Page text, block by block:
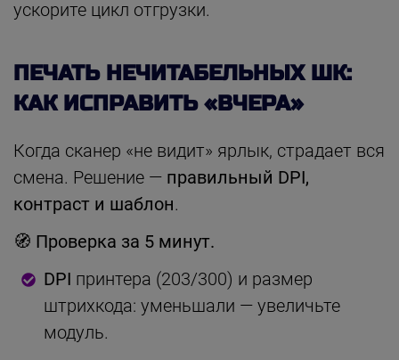
ускорите цикл отгрузки.
ПЕЧАТЬ НЕЧИТАБЕЛЬНЫХ ШК:
КАК ИСПРАВИТЬ «ВЧЕРА»
Когда сканер «не видит» ярлык, страдает вся
смена. Решение — правильный DPI,
контраст и шаблон.
🧭 Проверка за 5 минут.
DPI принтера (203/300) и размер
штрихкода: уменьшали — увеличьте
модуль.